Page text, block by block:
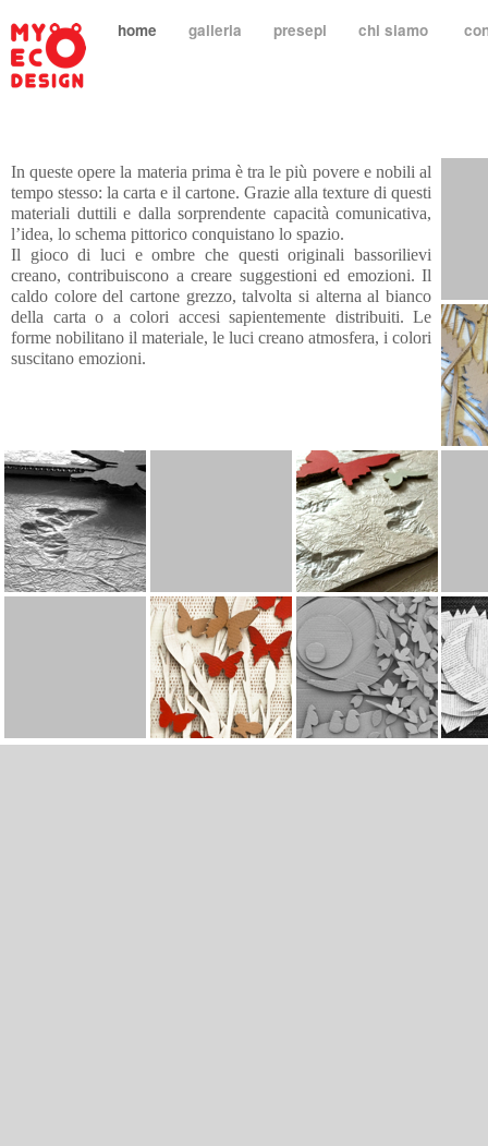
home galleria presepi chi siamo
In queste opere la materia prima è tra le più povere e nobili al
tempo stesso: la carta e il cartone. Grazie alla texture di questi
materiali duttili e dalla sorprendente capacità comunicativa,
l’idea, lo schema pittorico conquistano lo spazio.
Il gioco di luci e ombre che questi originali bassorilievi
creano, contribuiscono a creare suggestioni ed emozioni. Il
caldo colore del cartone grezzo, talvolta si alterna al bianco
della carta o a colori accesi sapientemente distribuiti. Le
forme nobilitano il materiale, le luci creano atmosfera, i colori
suscitano emozioni.